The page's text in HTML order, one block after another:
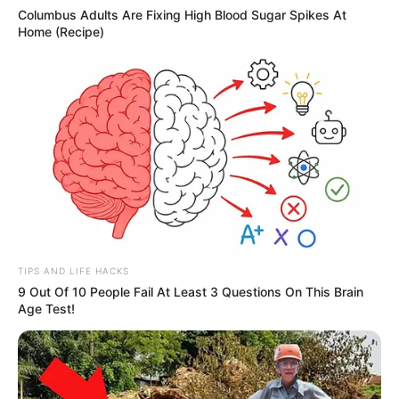
LUIZ INÁCIO LULA DA SILVA
Presidente da República Federativa do Brasil
Columbus Adults Are Fixing High Blood Sugar Spikes At
Home (Recipe)
TIPS AND LIFE HACKS
9 Out Of 10 People Fail At Least 3 Questions On This Brain
Age Test!